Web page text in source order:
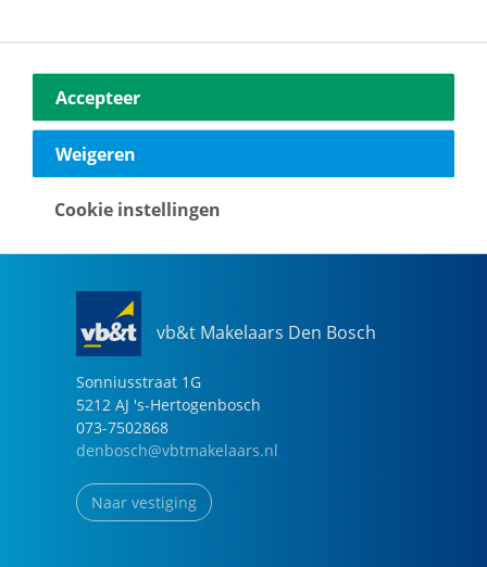
Vestdijk 180
5611 CZ Eindhoven
040-2696949
vb&t Makelaars Den Bosch
Sonniusstraat 1G
5212 AJ 's-Hertogenbosch
073-7502868
denbosch@vbtmakelaars.nl
Naar vestiging
Accepteer
Weigeren
Cookie instellingen